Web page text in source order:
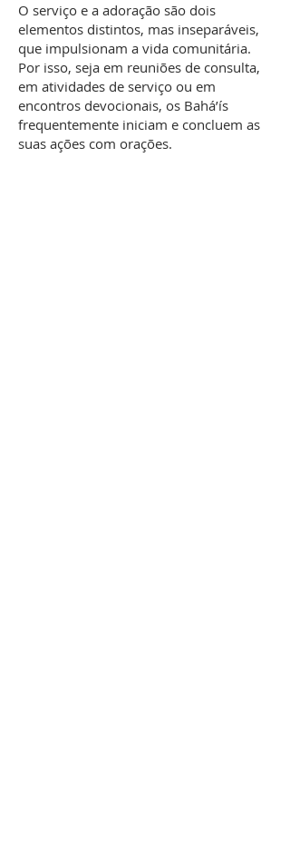
O serviço e a adoração são dois
elementos distintos, mas inseparáveis,
que impulsionam a vida comunitária.
Por isso, seja em reuniões de consulta,
em atividades de serviço ou em
encontros devocionais, os Bahá’ís
frequentemente iniciam e concluem as
suas ações com orações.